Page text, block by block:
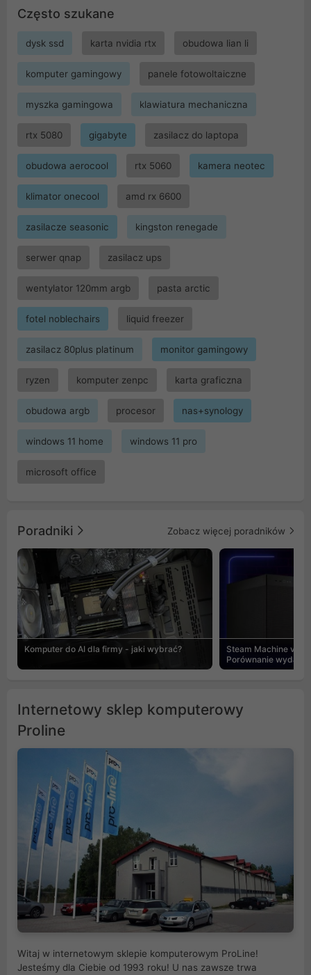
Często szukane
dysk ssd karta nvidia rtx obudowa lian li
komputer gamingowy panele fotowoltaiczne
myszka gamingowa klawiatura mechaniczna
rtx 5080 gigabyte zasilacz do laptopa
obudowa aerocool rtx 5060 kamera neotec
klimator onecool amd rx 6600
zasilacze seasonic kingston renegade
serwer qnap zasilacz ups
wentylator 120mm argb pasta arctic
fotel noblechairs liquid freezer
zasilacz 80plus platinum monitor gamingowy
ryzen komputer zenpc karta graficzna
obudowa argb procesor nas+synology
windows 11 home windows 11 pro
microsoft office
Poradniki Zobacz więcej poradników
Komputer do AI dla firmy - jaki wybrać?
Steam Machine vs
Porównanie
Internetowy sklep komputerowy
Proline
Witaj w internetowym sklepie komputerowym ProLine!
Jesteśmy dla Ciebie od 1993 roku! U nas zawsze trwa